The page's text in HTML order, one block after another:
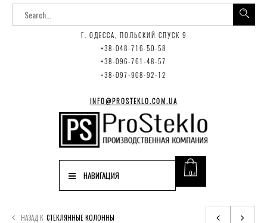
Г. ОДЕССА, ПОЛЬСКИЙ СПУСК 9
+38-048-716-50-58
+38-096-761-48-57
+38-097-908-92-12
INFO@PROSTEKLO.COM.UA
0
НАВИГАЦИЯ
НАЗАД К СТЕКЛЯННЫЕ КОЛОННЫ